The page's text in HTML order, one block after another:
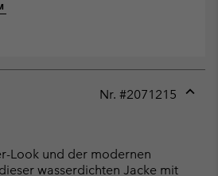
Nr. #2071215
Look und der modernen
wasserdichten Jacke mit